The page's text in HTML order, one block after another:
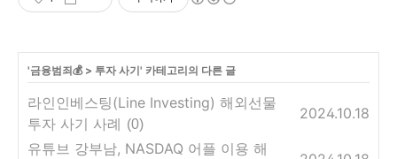
'금융범죄💰> 투자 사기' 카테고리의 다른 글
라인인베스팅(Line Investing) 해외선물
투자 사기 사례 (0)
2024.10.18
유튜브 강부남, NASDAQ 어플 이용 해